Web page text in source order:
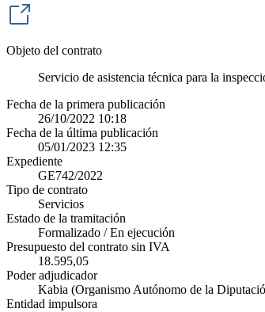
Objeto del contrato
Servicio de asistencia técnica para la
Fecha de la primera publicación
26/10/2022 10:18
Fecha de la última publicación
05/01/2023 12:35
Expediente
GE742/2022
Tipo de contrato
Servicios
Estado de la tramitación
Formalizado / En ejecución
Presupuesto del contrato sin IVA
18.595,05
Poder adjudicador
Kabia (Organismo Autónomo de la
Entidad impulsora